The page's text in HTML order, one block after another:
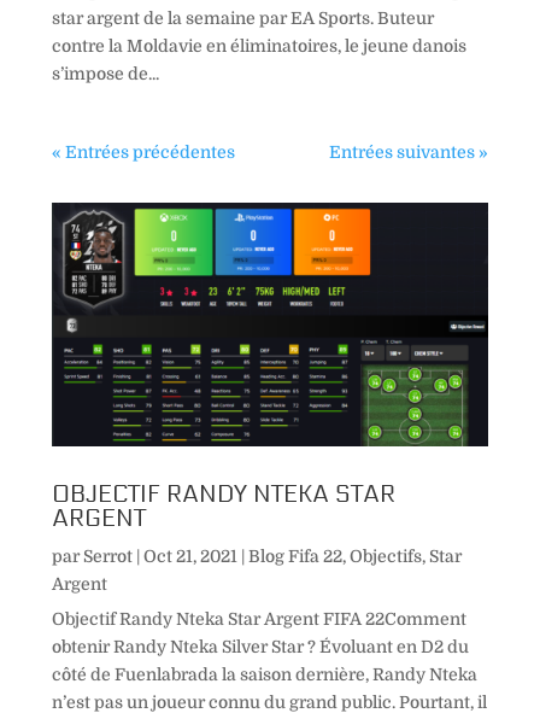
star argent de la semaine par EA Sports. Buteur
contre la Moldavie en éliminatoires, le jeune danois
s’impose de...
« Entrées précédentes Entrées suivantes »
OBJECTIF RANDY NTEKA STAR
ARGENT
parSerrot| Oct 21, 2021| Blog Fifa 22,Objectifs, Star
Argent
Objectif Randy Nteka Star Argent FIFA 22Comment
obtenir Randy Nteka Silver Star ? Évoluant en D2 du
côté de Fuenlabrada la saison dernière, Randy Nteka
n’est pas un joueur connu du grand public. Pourtant, il